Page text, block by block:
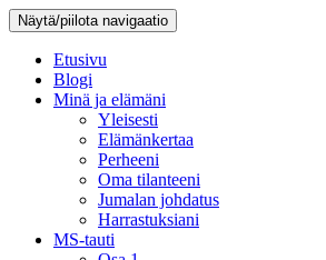
Näytä/piilota navigaatio
Etusivu
Blogi
Minä ja elämäni
Yleisesti
Elämänkertaa
Perheeni
Oma tilanteeni
Jumalan johdatus
Harrastuksiani
MS-tauti